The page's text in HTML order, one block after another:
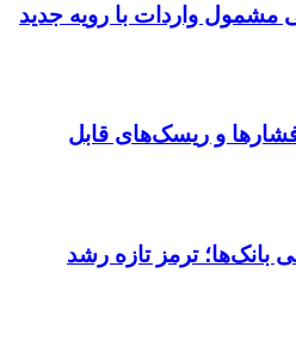
مشمول واردات با رویه جدید
فشارها و ریسک‌های قابل
بانک‌ها؛ ترمز تازه رشد